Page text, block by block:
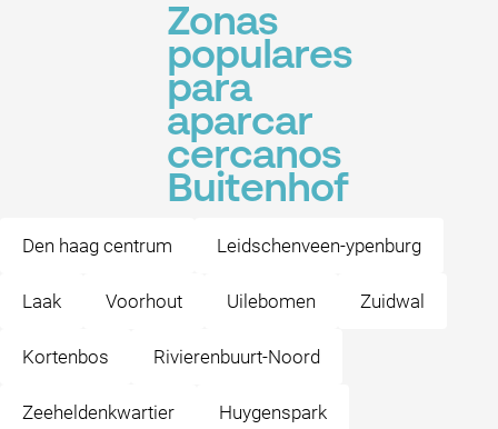
Zonas
populares
para
aparcar
cercanos
Buitenhof
Den haag centrum Leidschenveen-ypenburg
Laak Voorhout Uilebomen Zuidwal
Kortenbos Rivierenbuurt-Noord
Zeeheldenkwartier Huygenspark